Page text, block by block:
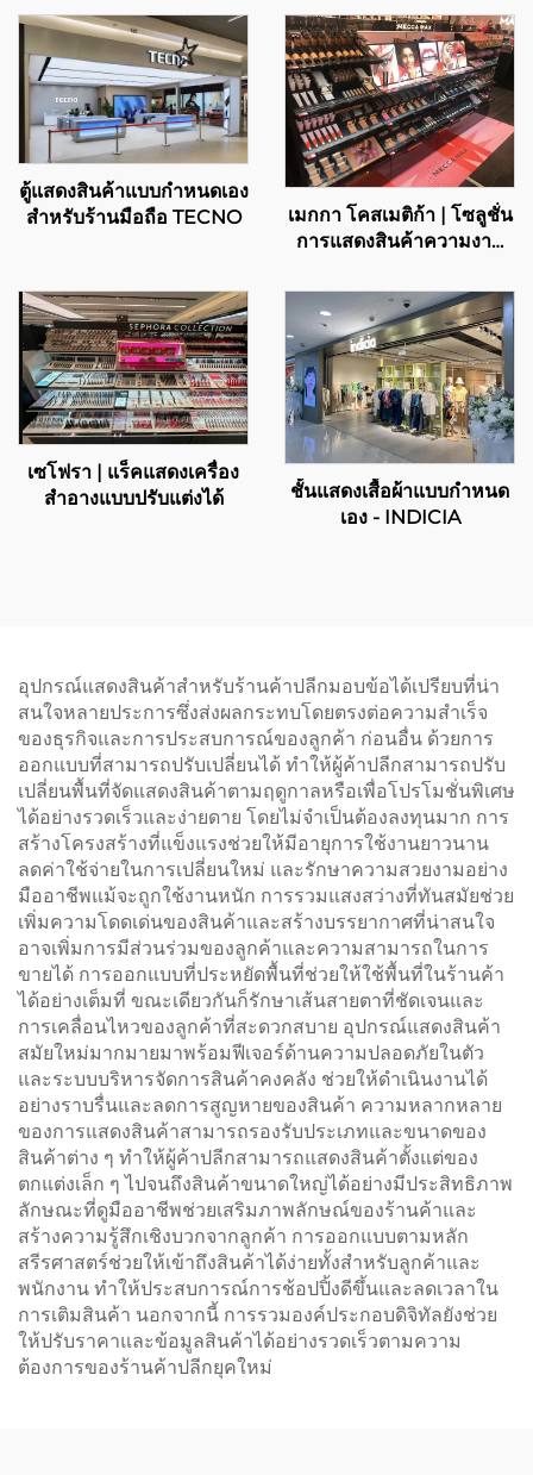
ตู้แสดงสินค้าแบบกำหนดเอง
สำหรับร้านมือถือ TECNO
เมกกา โคสเมติก้า | โซลูชั่น
การแสดงสินค้าความงาม
เซโฟรา | แร็คแสดงเครื่อง
สำอางแบบปรับแต่งได้
ชั้นแสดงเสื้อผ้าแบบกำหนด
เอง - INDICIA
อุปกรณ์แสดงสินค้าสำหรับร้านค้าปลีกมอบข้อได้เปรียบที่น่า
สนใจหลายประการซึ่งส่งผลกระทบโดยตรงต่อความสำเร็จ
ของธุรกิจและการประสบการณ์ของลูกค้า ก่อนอื่น ด้วยการ
ออกแบบที่สามารถปรับเปลี่ยนได้ ทำให้ผู้ค้าปลีกสามารถปรับ
เปลี่ยนพื้นที่จัดแสดงสินค้าตามฤดูกาลหรือเพื่อโปรโมชั่นพิเศษ
ได้อย่างรวดเร็วและง่ายดาย โดยไม่จำเป็นต้องลงทุนมาก การ
สร้างโครงสร้างที่แข็งแรงช่วยให้มีอายุการใช้งานยาวนาน
ลดค่าใช้จ่ายในการเปลี่ยนใหม่ และรักษาความสวยงามอย่าง
มืออาชีพแม้จะถูกใช้งานหนัก การรวมแสงสว่างที่ทันสมัยช่วย
เพิ่มความโดดเด่นของสินค้าและสร้างบรรยากาศที่น่าสนใจ
อาจเพิ่มการมีส่วนร่วมของลูกค้าและความสามารถในการ
ขายได้ การออกแบบที่ประหยัดพื้นที่ช่วยให้ใช้พื้นที่ในร้านค้า
ได้อย่างเต็มที่ ขณะเดียวกันก็รักษาเส้นสายตาที่ชัดเจนและ
การเคลื่อนไหวของลูกค้าที่สะดวกสบาย อุปกรณ์แสดงสินค้า
สมัยใหม่มากมายมาพร้อมฟีเจอร์ด้านความปลอดภัยในตัว
และระบบบริหารจัดการสินค้าคงคลัง ช่วยให้ดำเนินงานได้
อย่างราบรื่นและลดการสูญหายของสินค้า ความหลากหลาย
ของการแสดงสินค้าสามารถรองรับประเภทและขนาดของ
สินค้าต่าง ๆ ทำให้ผู้ค้าปลีกสามารถแสดงสินค้าตั้งแต่ของ
ตกแต่งเล็ก ๆ ไปจนถึงสินค้าขนาดใหญ่ได้อย่างมีประสิทธิภาพ
ลักษณะที่ดูมืออาชีพช่วยเสริมภาพลักษณ์ของร้านค้าและ
สร้างความรู้สึกเชิงบวกจากลูกค้า การออกแบบตามหลัก
สรีรศาสตร์ช่วยให้เข้าถึงสินค้าได้ง่ายทั้งสำหรับลูกค้าและ
พนักงาน ทำให้ประสบการณ์การช้อปปิ้งดีขึ้นและลดเวลาใน
การเติมสินค้า นอกจากนี้ การรวมองค์ประกอบดิจิทัลยังช่วย
ให้ปรับราคาและข้อมูลสินค้าได้อย่างรวดเร็วตามความ
ต้องการของร้านค้าปลีกยุคใหม่